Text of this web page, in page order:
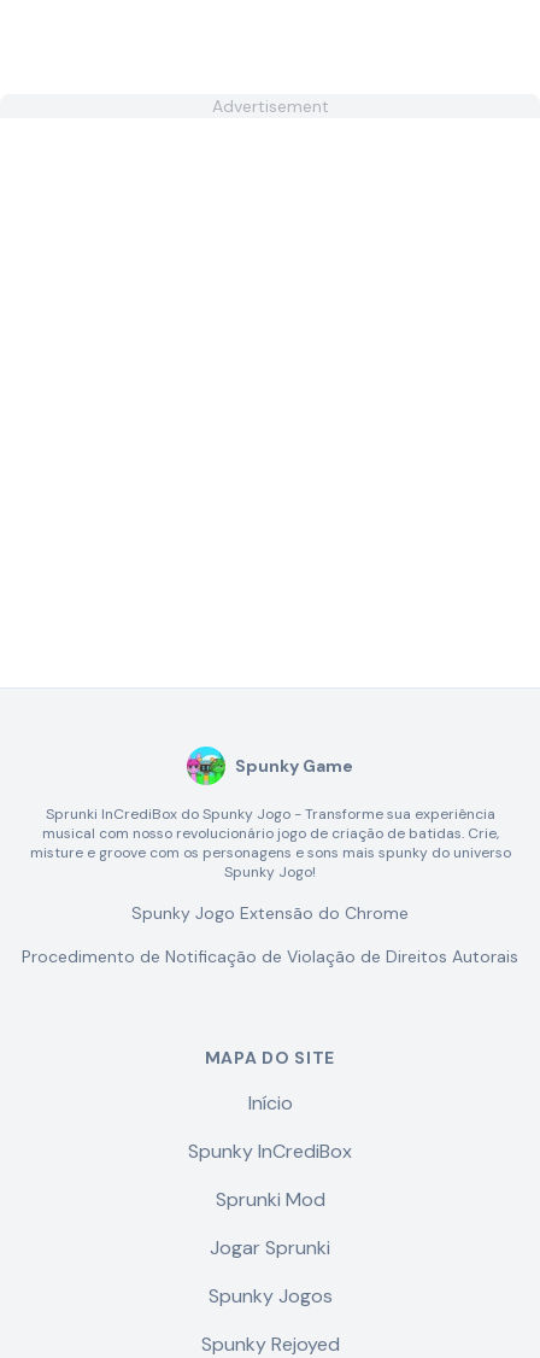
Advertisement
Spunky Game
Sprunki InCrediBox do Spunky Jogo - Transforme sua experiência
musical com nosso revolucionário jogo de criação de batidas. Crie,
misture e groove com os personagens e sons mais spunky do universo
Spunky Jogo!
Spunky Jogo Extensão do Chrome
Procedimento de Notificação de Violação de Direitos Autorais
MAPA DO SITE
Início
Spunky InCrediBox
Sprunki Mod
Jogar Sprunki
Spunky Jogos
Spunky Rejoyed